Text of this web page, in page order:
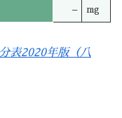
– mg
表2020年版（八